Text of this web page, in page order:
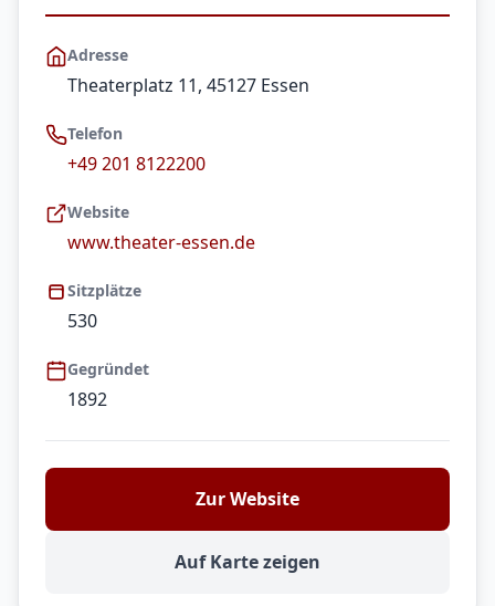
Adresse
Theaterplatz 11, 45127 Essen
Telefon
+49 201 8122200
Website
www.theater-essen.de
Sitzplätze
530
Gegründet
1892
Zur Website
Auf Karte zeigen